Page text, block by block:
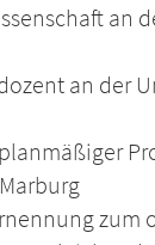
an
an der
zum